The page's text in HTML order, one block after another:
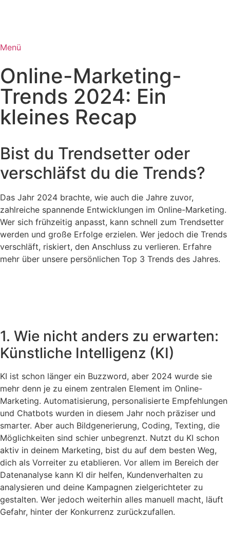
Menü
Online-Marketing-
Trends 2024: Ein
kleines Recap
Bist du Trendsetter oder
verschläfst du die Trends?
Das Jahr 2024 brachte, wie auch die Jahre zuvor,
zahlreiche spannende Entwicklungen im Online-Marketing.
Wer sich frühzeitig anpasst, kann schnell zum Trendsetter
werden und große Erfolge erzielen. Wer jedoch die Trends
verschläft, riskiert, den Anschluss zu verlieren. Erfahre
mehr über unsere persönlichen Top 3 Trends des Jahres.
1. Wie nicht anders zu erwarten:
Künstliche Intelligenz (KI)
KI ist schon länger ein Buzzword, aber 2024 wurde sie
mehr denn je zu einem zentralen Element im Online-
Marketing. Automatisierung, personalisierte Empfehlungen
und Chatbots wurden in diesem Jahr noch präziser und
smarter. Aber auch Bildgenerierung, Coding, Texting, die
Möglichkeiten sind schier unbegrenzt. Nutzt du KI schon
aktiv in deinem Marketing, bist du auf dem besten Weg,
dich als Vorreiter zu etablieren. Vor allem im Bereich der
Datenanalyse kann KI dir helfen, Kundenverhalten zu
analysieren und deine Kampagnen zielgerichteter zu
gestalten. Wer jedoch weiterhin alles manuell macht, läuft
Gefahr, hinter der Konkurrenz zurückzufallen.